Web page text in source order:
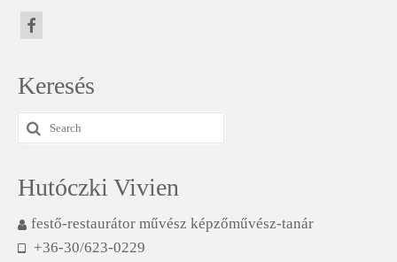
Keresés
Search
for:
Hutóczki Vivien
festő-restaurátor művész képzőművész-tanár
+36-30/623-0229